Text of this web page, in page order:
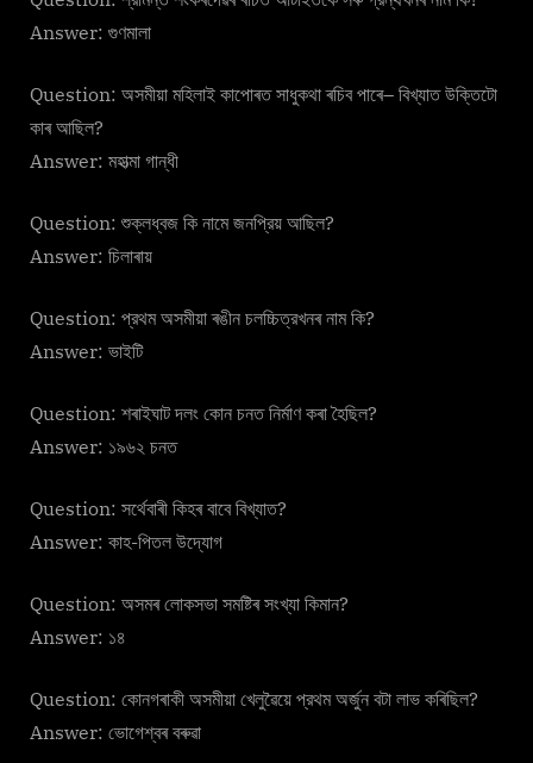
Answer: গুণমালা
Question: অসমীয়া মহিলাই কাপােৰত সাধুকথা ৰচিব পাৰে– বিখ্যাত উক্তিটো
কাৰ আছিল?
Answer: মহাত্মা গান্ধী
Question: শুক্লধ্বজ কি নামে জনপ্রিয় আছিল?
Answer: চিলাৰায়
Question: প্রথম অসমীয়া ৰঙীন চলচ্চিত্রখনৰ নাম কি?
Answer: ভাইটি
Question: শৰাইঘাট দলং কোন চনত নির্মাণ কৰা হৈছিল?
Answer: ১৯৬২ চনত
Question: সর্থেবাৰী কিহৰ বাবে বিখ্যাত?
Answer: কাহ-পিতল উদ্যোগ
Question: অসমৰ লােকসভা সমষ্টিৰ সংখ্যা কিমান?
Answer: ১৪
Question: কোনগৰাকী অসমীয়া খেলুৱৈয়ে প্রথম অর্জুন বটা লাভ কৰিছিল?
Answer: ভােগেশ্বৰ বৰুৱা